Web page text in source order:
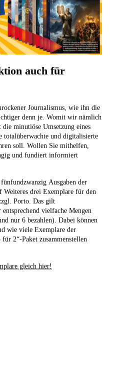
1/4
Produkte
auch für
Journalismus, wie ihn die
denn je. Womit wir nämlich
minutiöse Umsetzung eines
totalüberwachte und digitalisierte
soll. Wollen Sie mithelfen,
und fundiert informiert
Ausgaben der
Weiteres drei Exemplare für den
Porto. Das gilt
vielfache Mengen
nur 6 bezahlen). Dabei können
wie viele Exemplare der
2“-Paket zusammenstellen
gleich hier!